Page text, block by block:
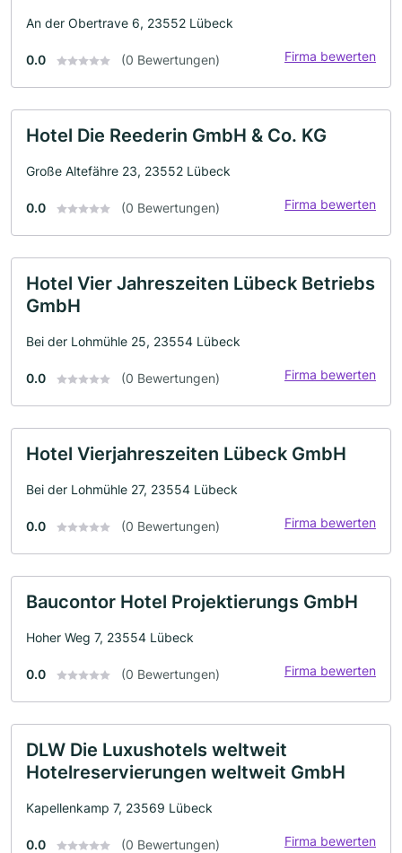
An der Obertrave 6, 23552 Lübeck
0.0 (0 Bewertungen) Firma bewerten
Hotel Die Reederin GmbH & Co. KG
Große Altefähre 23, 23552 Lübeck
0.0 (0 Bewertungen) Firma bewerten
Hotel Vier Jahreszeiten Lübeck Betriebs
GmbH
Bei der Lohmühle 25, 23554 Lübeck
0.0 (0 Bewertungen) Firma bewerten
Hotel Vierjahreszeiten Lübeck GmbH
Bei der Lohmühle 27, 23554 Lübeck
0.0 (0 Bewertungen) Firma bewerten
Baucontor Hotel Projektierungs GmbH
Hoher Weg 7, 23554 Lübeck
0.0 (0 Bewertungen) Firma bewerten
DLW Die Luxushotels weltweit
Hotelreservierungen weltweit GmbH
Kapellenkamp 7, 23569 Lübeck
0.0 (0 Bewertungen) Firma bewerten